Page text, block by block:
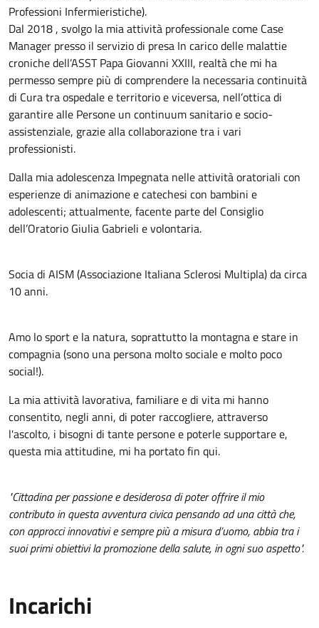
Professioni Infermieristiche).
Dal 2018 , svolgo la mia attività professionale come Case
Manager presso il servizio di presa In carico delle malattie
croniche dell’ASST Papa Giovanni XXIII, realtà che mi ha
permesso sempre più di comprendere la necessaria continuità
di Cura tra ospedale e territorio e viceversa, nell’ottica di
garantire alle Persone un continuum sanitario e socio-
assistenziale, grazie alla collaborazione tra i vari
professionisti.
Dalla mia adolescenza Impegnata nelle attività oratoriali con
esperienze di animazione e catechesi con bambini e
adolescenti; attualmente, facente parte del Consiglio
dell’Oratorio Giulia Gabrieli e volontaria.
Socia di AISM (Associazione Italiana Sclerosi Multipla) da circa
10 anni.
Amo lo sport e la natura, soprattutto la montagna e stare in
compagnia (sono una persona molto sociale e molto poco
social!).
La mia attività lavorativa, familiare e di vita mi hanno
consentito, negli anni, di poter raccogliere, attraverso
l'ascolto, i bisogni di tante persone e poterle supportare e,
questa mia attitudine, mi ha portato fin qui.
"Cittadina per passione e desiderosa di poter offrire il mio
contributo in questa avventura civica pensando ad una città che,
con approcci innovativi e sempre più a misura d’uomo, abbia tra i
suoi primi obiettivi la promozione della salute, in ogni suo aspetto".
Incarichi